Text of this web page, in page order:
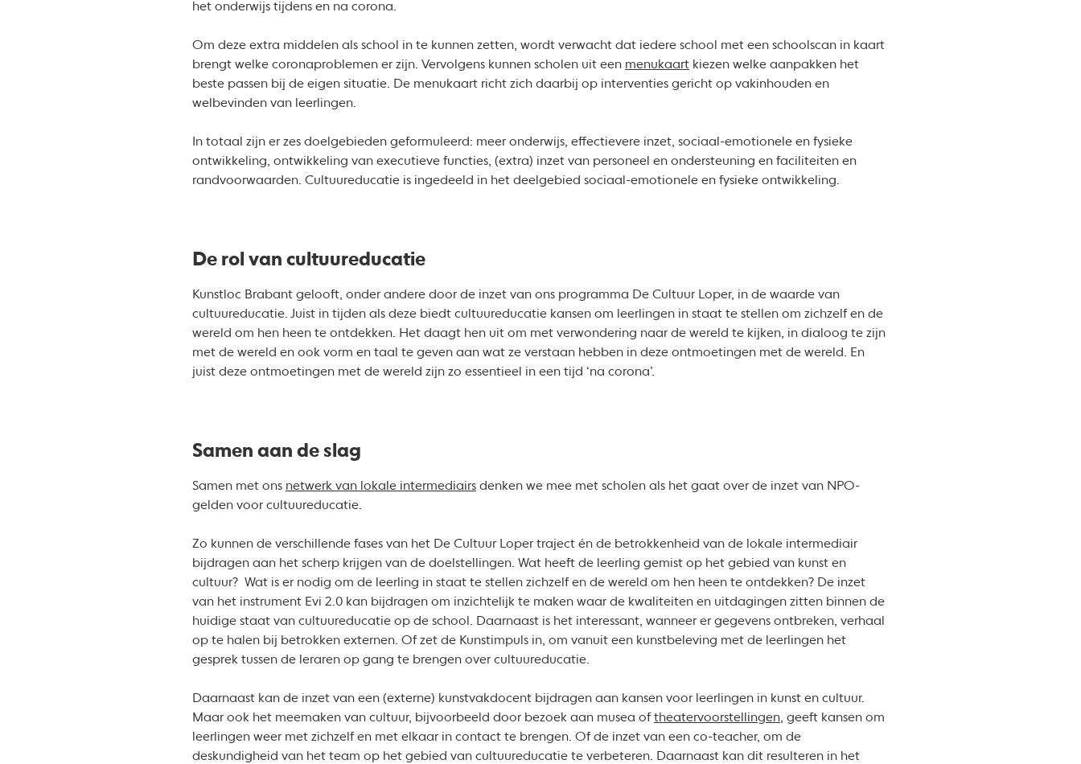
het onderwijs tijdens en na corona.
Om deze extra middelen als school in te kunnen zetten, wordt verwacht dat iedere school met een schoolscan in kaart
brengt welke coronaproblemen er zijn. Vervolgens kunnen scholen uit een menukaart kiezen welke aanpakken het
beste passen bij de eigen situatie. De menukaart richt zich daarbij op interventies gericht op vakinhouden en
welbevinden van leerlingen.
In totaal zijn er zes doelgebieden geformuleerd: meer onderwijs, effectievere inzet, sociaal-emotionele en fysieke
ontwikkeling, ontwikkeling van executieve functies, (extra) inzet van personeel en ondersteuning en faciliteiten en
randvoorwaarden. Cultuureducatie is ingedeeld in het deelgebied sociaal-emotionele en fysieke ontwikkeling.
De rol van cultuureducatie
Kunstloc Brabant gelooft, onder andere door de inzet van ons programma De Cultuur Loper, in de waarde van
cultuureducatie. Juist in tijden als deze biedt cultuureducatie kansen om leerlingen in staat te stellen om zichzelf en de
wereld om hen heen te ontdekken. Het daagt hen uit om met verwondering naar de wereld te kijken, in dialoog te zijn
met de wereld en ook vorm en taal te geven aan wat ze verstaan hebben in deze ontmoetingen met de wereld. En
juist deze ontmoetingen met de wereld zijn zo essentieel in een tijd ‘na corona’.
Samen aan de slag
Samen met ons netwerk van lokale intermediairs denken we mee met scholen als het gaat over de inzet van NPO-
gelden voor cultuureducatie.
Zo kunnen de verschillende fases van het De Cultuur Loper traject én de betrokkenheid van de lokale intermediair
bijdragen aan het scherp krijgen van de doelstellingen. Wat heeft de leerling gemist op het gebied van kunst en
cultuur? Wat is er nodig om de leerling in staat te stellen zichzelf en de wereld om hen heen te ontdekken? De inzet
van het instrument Evi 2.0 kan bijdragen om inzichtelijk te maken waar de kwaliteiten en uitdagingen zitten binnen de
huidige staat van cultuureducatie op de school. Daarnaast is het interessant, wanneer er gegevens ontbreken, verhaal
op te halen bij betrokken externen. Of zet de Kunstimpuls in, om vanuit een kunstbeleving met de leerlingen het
gesprek tussen de leraren op gang te brengen over cultuureducatie.
Daarnaast kan de inzet van een (externe) kunstvakdocent bijdragen aan kansen voor leerlingen in kunst en cultuur.
Maar ook het meemaken van cultuur, bijvoorbeeld door bezoek aan musea oftheatervoorstellingen, geeft kansen om
leerlingen weer met zichzelf en met elkaar in contact te brengen. Of de inzet van een co-teacher, om de
deskundigheid van het team op het gebied van cultuureducatie te verbeteren. Daarnaast kan dit resulteren in het